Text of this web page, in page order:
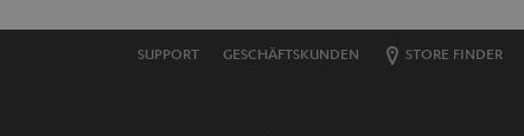
SUPPORT GESCHÄFTSKUNDEN STORE FINDER